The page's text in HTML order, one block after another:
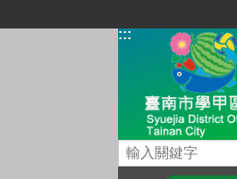
:::
搜尋